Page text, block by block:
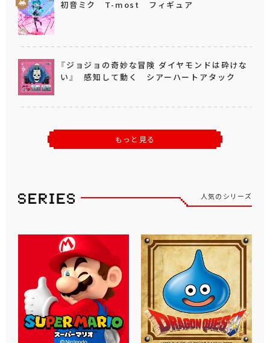
初音ミク T-most フィギュア
『ジョジョの奇妙な冒険 ダイヤモンドは砕けな
い』 感知して動く シアーハートアタック
もっと見る
人気のシリーズ